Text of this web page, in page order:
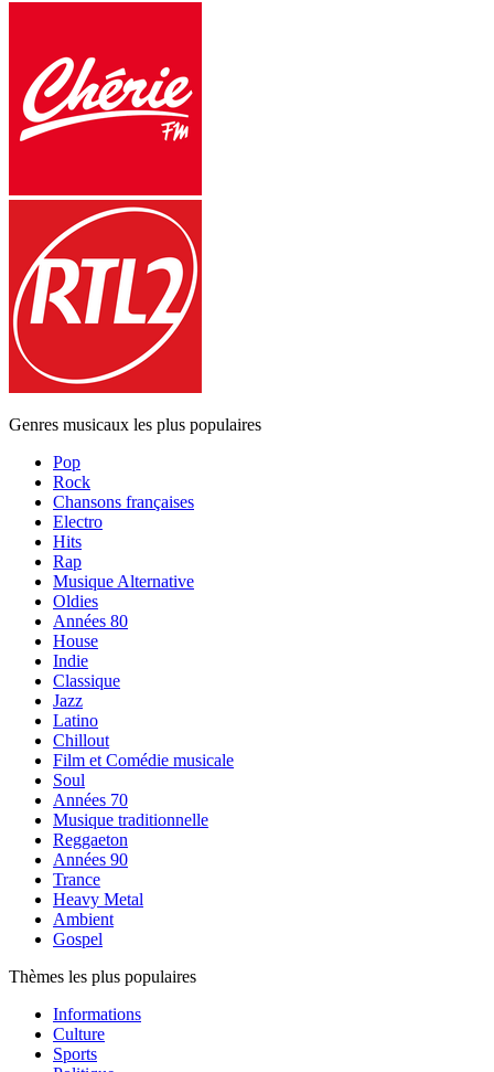
Genres musicaux les plus populaires
Pop
Rock
Chansons françaises
Electro
Hits
Rap
Musique Alternative
Oldies
Années 80
House
Indie
Classique
Jazz
Latino
Chillout
Film et Comédie musicale
Soul
Années 70
Musique traditionnelle
Reggaeton
Années 90
Trance
Heavy Metal
Ambient
Gospel
Thèmes les plus populaires
Informations
Culture
Sports